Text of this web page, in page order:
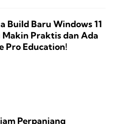
Build Baru Windows 11
Praktis dan Ada
Pro Education!
Perpanjang